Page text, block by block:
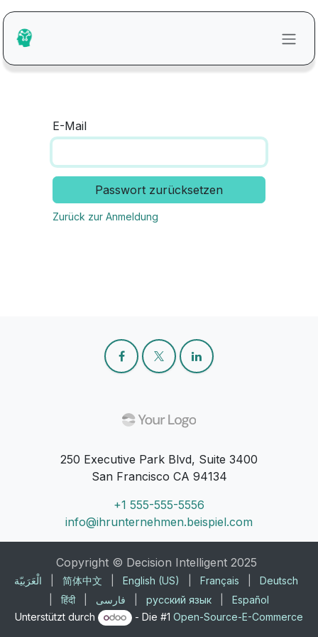
Zum Inhalt springen
E-Mail
Passwort zurücksetzen
Zurück zur Anmeldung
250 Executive Park Blvd, Suite 3400
San Francisco CA 94134
+1 555-555-5556
info@ihrunternehmen.beispiel.com
Copyright © Decision Intelligent 2025
الْعَرَبيّة 简体中文 English (US) Français
Deutsch
हिंदी فارسی русский язык
Español
Unterstützt durch
- Die #1Open-Source-E-Commerce